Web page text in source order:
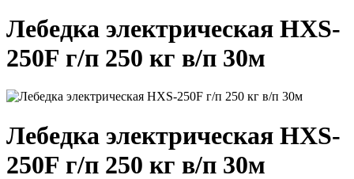
Лебедка электрическая HXS-
250F г/п 250 кг в/п 30м
Лебедка электрическая HXS-
250F г/п 250 кг в/п 30м